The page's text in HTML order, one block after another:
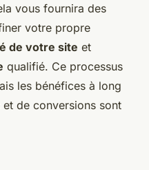
vous fournira des
votre propre
de votre site et
qualifié. Ce processus
les bénéfices à long
de conversions sont